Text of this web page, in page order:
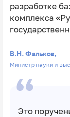
разработке
комплекса
В.Н. Фальков,
Министр науки и
Это